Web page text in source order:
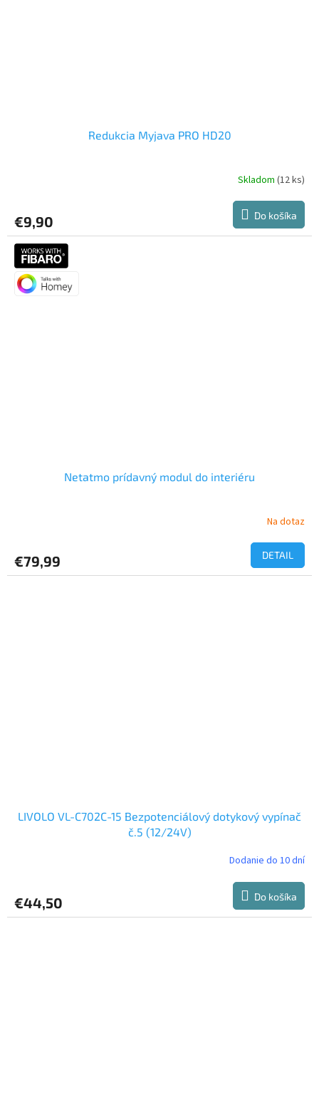
Redukcia Myjava PRO HD20
Skladom (12 ks)
€9,90 Do košíka
Netatmo prídavný modul do interiéru
Na dotaz
€79,99 DETAIL
LIVOLO VL-C702C-15 Bezpotenciálový dotykový vypínač
č.5 (12/24V)
Dodanie do 10 dní
€44,50 Do košíka